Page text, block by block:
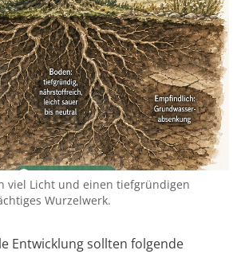
viel Licht und einen tiefgründigen
Wurzelwerk.
Entwicklung sollten folgende